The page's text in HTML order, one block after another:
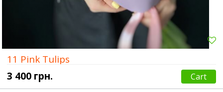
11 Pink Tulips
3 400 грн.
Cart